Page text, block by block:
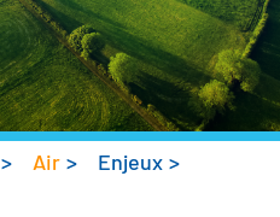
> Air > Enjeux >